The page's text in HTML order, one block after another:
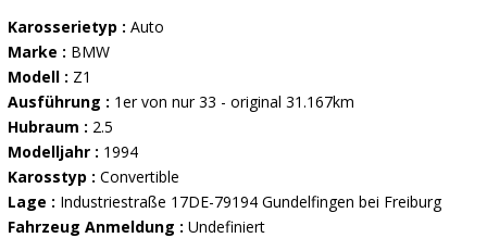
Karosserietyp : Auto
Marke : BMW
Modell : Z1
Ausführung : 1er von nur 33 - original 31.167km
Hubraum : 2.5
Modelljahr : 1994
Karosstyp : Convertible
Lage : Industriestraße 17DE-79194 Gundelfingen bei Freiburg
Fahrzeug Anmeldung : Undefiniert